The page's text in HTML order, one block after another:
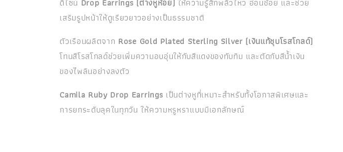
ดีไซน์ Drop Earrings (ต่างหูห้อย) ให้ความรู้สึกพลิ้วไหว อ่อนช้อย และช่วย
เสริมรูปหน้าให้ดูเรียวยาวอย่างเป็นธรรมชาติ
ตัวเรือนผลิตจาก Rose Gold Plated Sterling Silver (เงินแท้ชุบโรสโกลด์)
โทนสีโรสโกลด์ช่วยเพิ่มความอบอุ่นให้กับสีแดงของทับทิม และตัดกับสีน้ำเงิน
ของไพลินอย่างลงตัว
Camila Ruby Drop Earrings เป็นต่างหูที่เหมาะสำหรับทั้งโอกาสพิเศษและ
การยกระดับลุคในทุกวัน ให้ความหรูหราแบบมีเอกลักษณ์